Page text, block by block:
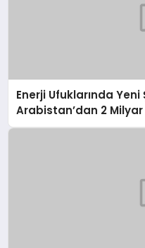
Enerji Ufuklarında
Arabistan’dan 2